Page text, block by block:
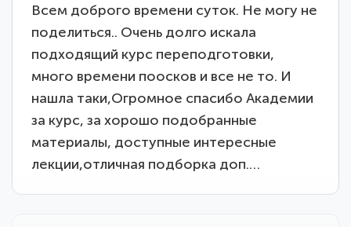
Всем доброго времени суток. Не могу не
поделиться.. Очень долго искала
подходящий курс переподготовки,
много времени поосков и все не то. И
нашла таки,Огромное спасибо Академии
за курс, за хорошо подобранные
материалы, доступные интересные
лекции,отличная подборка доп.…